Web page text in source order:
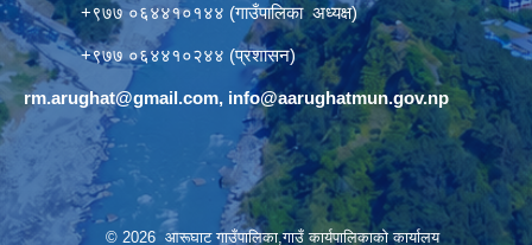
+९७७ ०६४४१०१४४ (गाउँपालिका अध्यक्ष)
+९७७ ०६४४१०२४४ (प्रशासन)
rm.arughat@gmail.com, info@aarughatmun.gov.np
© 2026 आरूघाट गाउँपालिका,गाउँ कार्यपालिकाको कार्यालय